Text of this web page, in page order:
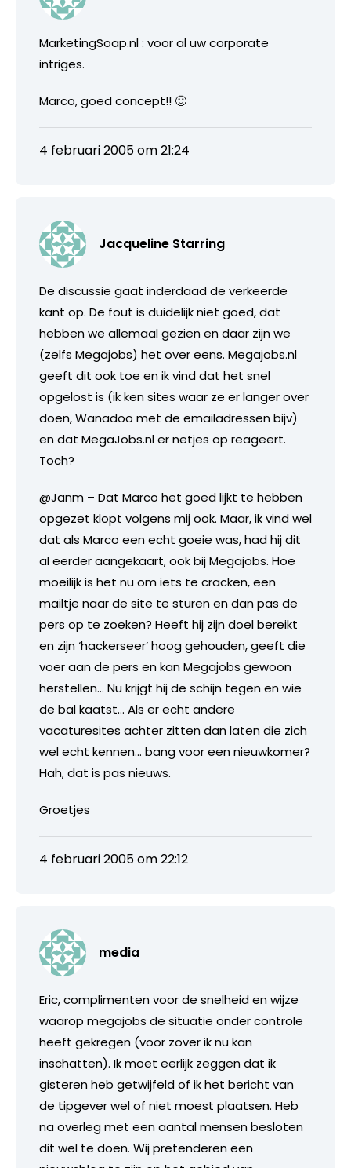
MarketingSoap.nl : voor al uw corporate
intriges.
Marco, goed concept!! 🙂
4 februari 2005 om 21:24
Jacqueline Starring
De discussie gaat inderdaad de verkeerde
kant op. De fout is duidelijk niet goed, dat
hebben we allemaal gezien en daar zijn we
(zelfs Megajobs) het over eens. Megajobs.nl
geeft dit ook toe en ik vind dat het snel
opgelost is (ik ken sites waar ze er langer over
doen, Wanadoo met de emailadressen bijv)
en dat MegaJobs.nl er netjes op reageert.
Toch?
@Janm – Dat Marco het goed lijkt te hebben
opgezet klopt volgens mij ook. Maar, ik vind wel
dat als Marco een echt goeie was, had hij dit
al eerder aangekaart, ook bij Megajobs. Hoe
moeilijk is het nu om iets te cracken, een
mailtje naar de site te sturen en dan pas de
pers op te zoeken? Heeft hij zijn doel bereikt
en zijn ‘hackerseer’ hoog gehouden, geeft die
voer aan de pers en kan Megajobs gewoon
herstellen… Nu krijgt hij de schijn tegen en wie
de bal kaatst… Als er echt andere
vacaturesites achter zitten dan laten die zich
wel echt kennen… bang voor een nieuwkomer?
Hah, dat is pas nieuws.
Groetjes
4 februari 2005 om 22:12
media
Eric, complimenten voor de snelheid en wijze
waarop megajobs de situatie onder controle
heeft gekregen (voor zover ik nu kan
inschatten). Ik moet eerlijk zeggen dat ik
gisteren heb getwijfeld of ik het bericht van
de tipgever wel of niet moest plaatsen. Heb
na overleg met een aantal mensen besloten
dit wel te doen. Wij pretenderen een